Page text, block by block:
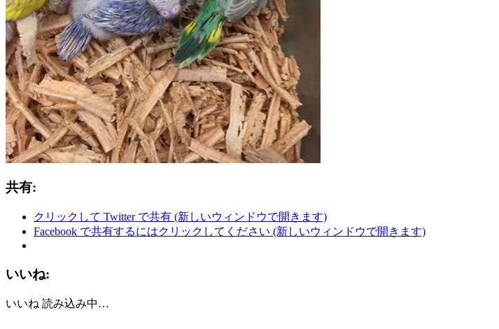
共有:
クリックして Twitter で共有 (新しいウィンドウで開きます)
Facebook で共有するにはクリックしてください (新しいウィンドウで開きます)
いいね:
いいね 読み込み中…